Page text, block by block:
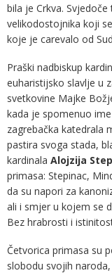
bila je Crkva.
velikodostojnika koji
koje je carevalo od
Praški nadbiskup
euharistijsko slavlje u
svetkovine Majke
kada je spomenuo
zagrebačka katedrala
pastira svoga stada,
kardinala Alojzija
primasa: Stepinac,
da su napori za
ali i smjer u kojem se
Bez hrabrosti i
Četvorica primasa su
slobodu svojih